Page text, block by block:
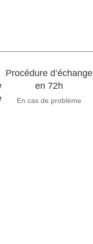
Procédure d’échange
en 72h
En cas de problème